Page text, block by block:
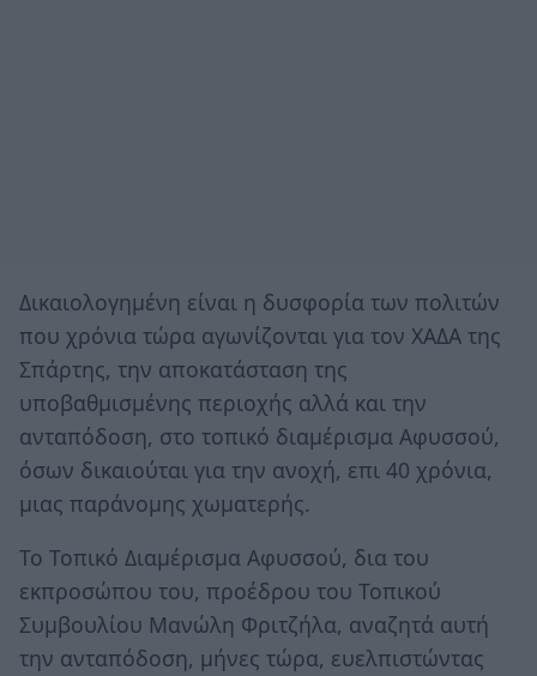
Δικαιολογημένη είναι η δυσφορία των πολιτών
που χρόνια τώρα αγωνίζονται για τον ΧΑΔΑ της
Σπάρτης, την αποκατάσταση της
υποβαθμισμένης περιοχής αλλά και την
ανταπόδοση, στο τοπικό διαμέρισμα Αφυσσού,
όσων δικαιούται για την ανοχή, επι 40 χρόνια,
μιας παράνομης χωματερής.
Το Τοπικό Διαμέρισμα Αφυσσού, δια του
εκπροσώπου του, προέδρου του Τοπικού
Συμβουλίου Μανώλη Φριτζήλα, αναζητά αυτή
την ανταπόδοση, μήνες τώρα, ευελπιστώντας